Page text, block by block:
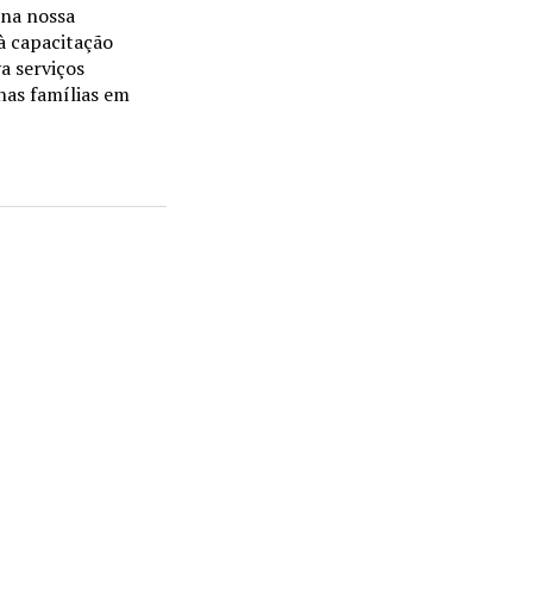
nossa
capacitação
serviços
famílias em